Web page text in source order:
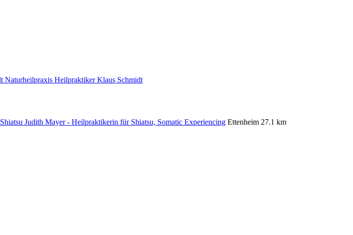
Naturheilpraxis Heilpraktiker Klaus Schmidt
Shiatsu Judith Mayer - Heilpraktikerin für Shiatsu, Somatic Experiencing Ettenheim 27.1 km